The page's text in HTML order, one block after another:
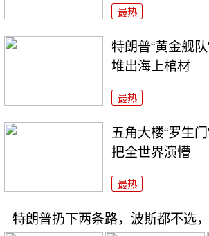
最热
特朗普“黄金舰
堆出海上棺材
最热
五角大楼“罗生
把全世界演懵
最热
特朗普扔下两条路，波斯都不选